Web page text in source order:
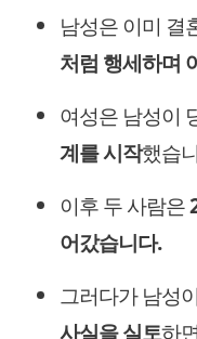
남성은 이미 결
처럼 행세하며
여성은 남성이
계를 시작했습
이후 두 사람은
어갔습니다.
그러다가 남성
사실을 실토하